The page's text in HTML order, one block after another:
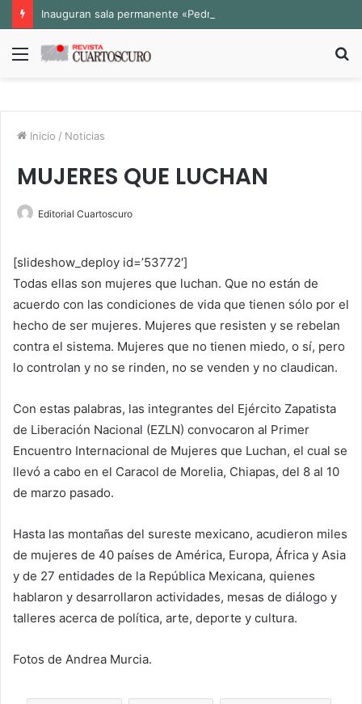
Menú
Inicio / Noticias
MUJERES QUE LUCHAN
Editorial Cuartoscuro
[slideshow_deploy id=’53772′]
Todas ellas son mujeres que luchan. Que no están de
acuerdo con las condiciones de vida que tienen sólo por el
hecho de ser mujeres. Mujeres que resisten y se rebelan
contra el sistema. Mujeres que no tienen miedo, o sí, pero
lo controlan y no se rinden, no se venden y no claudican.
Con estas palabras, las integrantes del Ejército Zapatista
de Liberación Nacional (EZLN) convocaron al Primer
Encuentro Internacional de Mujeres que Luchan, el cual se
llevó a cabo en el Caracol de Morelia, Chiapas, del 8 al 10
de marzo pasado.
Hasta las montañas del sureste mexicano, acudieron miles
de mujeres de 40 países de América, Europa, África y Asia
y de 27 entidades de la República Mexicana, quienes
hablaron y desarrollaron actividades, mesas de diálogo y
talleres acerca de política, arte, deporte y cultura.
Fotos de Andrea Murcia.